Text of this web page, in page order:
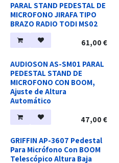
PARAL STAND PEDESTAL DE
MICROFONO JIRAFA TIPO
BRAZO RADIO TODI MS02
61,00 €
AUDIOSON AS-SM01 PARAL
PEDESTAL STAND DE
MICROFONO CON BOOM,
Ajuste de Altura
Automático
47,00 €
GRIFFIN AP-3607 Pedestal
Para Micrófono Con BOOM
Telescópico Altura Baja